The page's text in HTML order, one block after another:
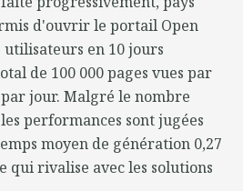
d'ouvrir le portail Open
utilisateurs en 10 jours
de 100 000 pages vues par
par jour. Malgré le nombre
performances sont jugées
moyen de génération 0,27
qui rivalise avec les solutions